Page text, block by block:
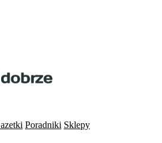
Poradniki Sklepy